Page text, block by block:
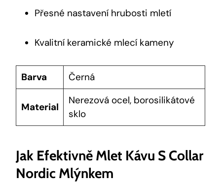
Přesné nastavení hrubosti mletí
Kvalitní keramické mlecí kameny
Barva Černá
Material
Nerezová ocel, borosilikátové
sklo
Jak Efektivně Mlet Kávu S Collar
Nordic Mlýnkem